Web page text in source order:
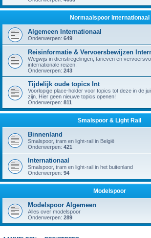
Normaalspoor Internationaal
Algemeen Internationaal
Onderwerpen: 649
Reisinformatie & Vervoersbewijzen
Wegwijs in dienstregelingen, tarieven en
internationale reizen.
Onderwerpen: 243
Tijdelijk oude topics Int
Voorlopige place-holder voor topics tot deze in de
zijn. Hier geen nieuwe topics openen!
Onderwerpen: 811
Smalspoor & Light Rail
Binnenland
Smalspoor, tram en light-rail in België
Onderwerpen: 421
Internationaal
Smalspoor, tram en light-rail in het buitenland
Onderwerpen: 94
Modelspoor
Modelspoor Algemeen
Alles over modelspoor
Onderwerpen: 289